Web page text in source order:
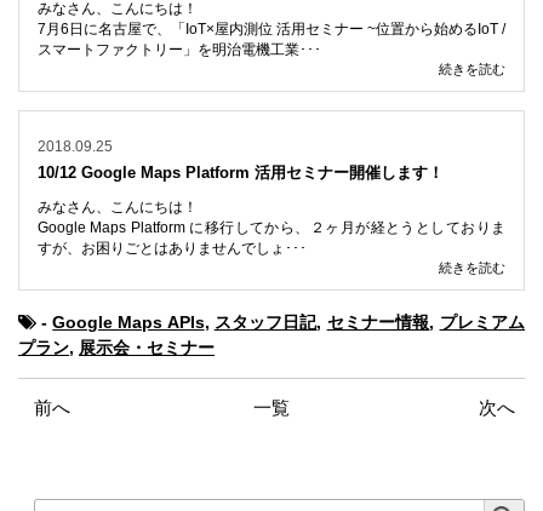
みなさん、こんにちは！
7月6日に名古屋で、「IoT×屋内測位 活用セミナー ~位置から始めるIoT /
スマートファクトリー」を明治電機工業･･･
続きを読む
2018.09.25
10/12 Google Maps Platform 活用セミナー開催します！
みなさん、こんにちは！
Google Maps Platform に移行してから、２ヶ月が経とうとしておりま
すが、お困りごとはありませんでしょ･･･
続きを読む
-Google Maps APIs, スタッフ日記, セミナー情報, プレミアム
プラン, 展示会・セミナー
前へ 一覧 次へ